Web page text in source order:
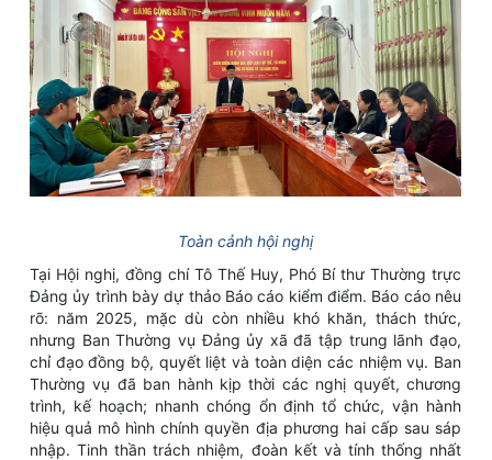
Toàn cảnh hội nghị
Tại Hội nghị, đồng chí Tô Thế Huy, Phó Bí thư Thường trực
Đảng ủy trình bày dự thảo Báo cáo kiểm điểm. Báo cáo nêu
rõ: năm 2025, mặc dù còn nhiều khó khăn, thách thức,
nhưng Ban Thường vụ Đảng ủy xã đã tập trung lãnh đạo,
chỉ đạo đồng bộ, quyết liệt và toàn diện các nhiệm vụ. Ban
Thường vụ đã ban hành kịp thời các nghị quyết, chương
trình, kế hoạch; nhanh chóng ổn định tổ chức, vận hành
hiệu quả mô hình chính quyền địa phương hai cấp sau sáp
nhập. Tinh thần trách nhiệm, đoàn kết và tính thống nhất